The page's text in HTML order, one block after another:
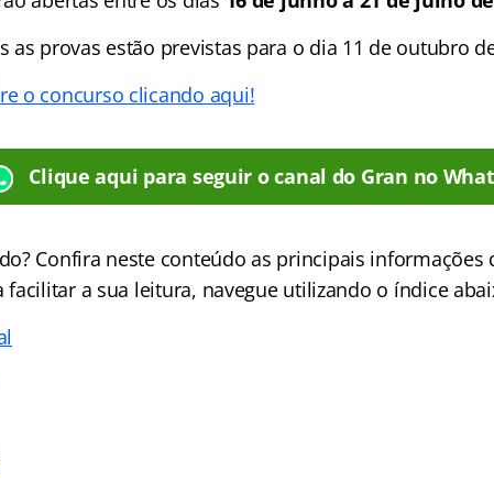
as provas estão previstas para o dia 11 de outubro
o concurso clicando aqui!
Clique aqui para seguir o canal do Gran no
Confira neste conteúdo as principais informações
facilitar a sua leitura, navegue utilizando o índice